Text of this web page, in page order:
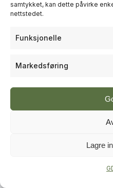
samtykket, kan dette påvirke
nettstedet.
Funksjonelle
Markedsføring
Lagre
RÅDGIVNING
én milliard